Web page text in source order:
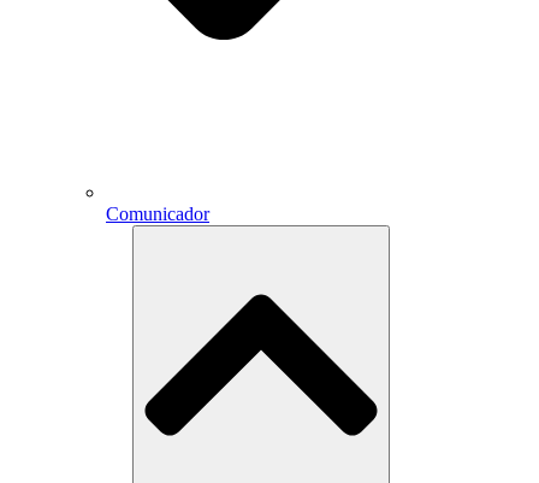
Comunicador